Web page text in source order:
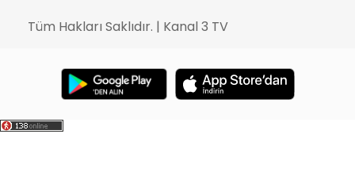
Tüm Hakları Saklıdır. | Kanal 3 TV